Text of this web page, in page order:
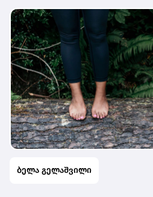
ბელა გელაშვილი